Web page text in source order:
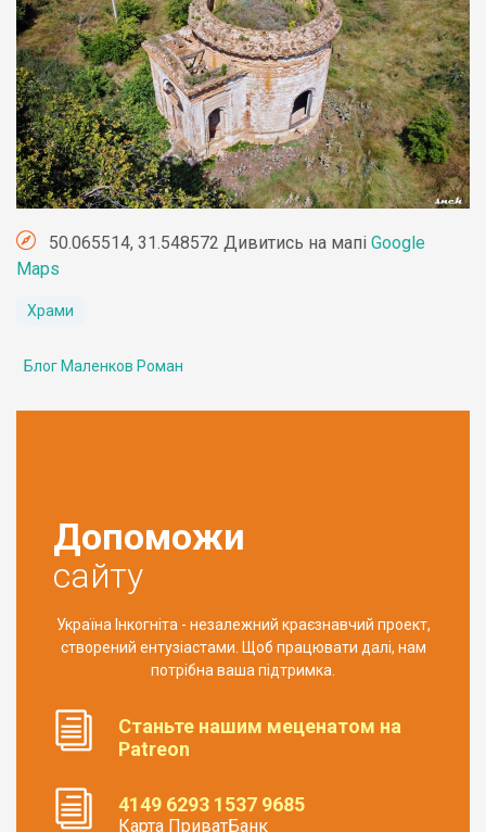
50.065514, 31.548572 Дивитись на мапі Google
Maps
Храми
Блог Маленков Роман
Допоможи
сайту
Україна Інкогніта - незалежний краєзнавчий проект,
створений ентузіастами. Щоб працювати далі, нам
потрібна ваша підтримка.
Станьте нашим меценатом на
Patreon
4149 6293 1537 9685
Карта ПриватБанк